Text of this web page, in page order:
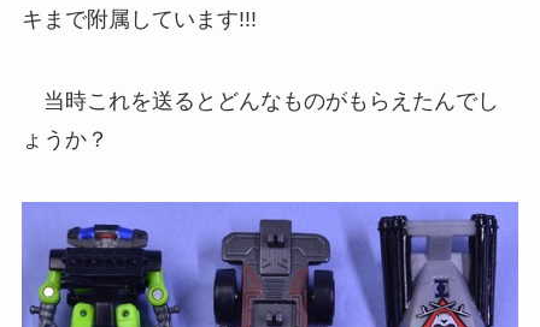
キまで附属しています!!!
当時これを送るとどんなものがもらえたんでし
ょうか？